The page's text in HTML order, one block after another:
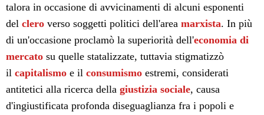
talora in occasione di avvicinamenti di alcuni esponenti
del clero verso soggetti politici dell'area marxista. In più
di un'occasione proclamò la superiorità dell'economia di
mercato su quelle statalizzate, tuttavia stigmatizzò
il capitalismo e il consumismo estremi, considerati
antitetici alla ricerca della giustizia sociale, causa
d'ingiustificata profonda diseguaglianza fra i popoli e